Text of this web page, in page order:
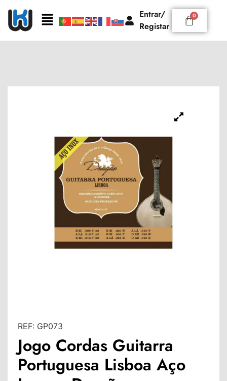
Entrar/
Registar
REF: GP073
Jogo Cordas Guitarra
Portuguesa Lisboa Aço